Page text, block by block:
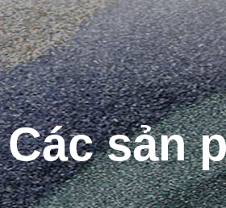
Các sản